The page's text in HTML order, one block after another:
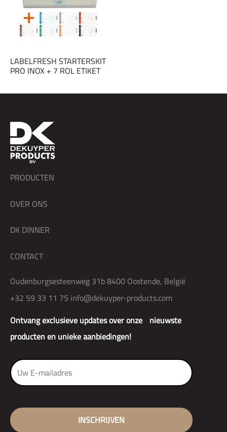
LABELFRESH STARTERSKIT
PRO INOX + 7 ROL ETIKET
Ontvang exclusieve updates over onze nieuwste
producten en unieke aanbiedingen!
PRODUCTEN
OVER ONS
DK DINNER
CONTACT
Oudenburgsesteenweg 31b 8400 Oostende, België
+32 59 33 11 75 info@dekuyper-products.com